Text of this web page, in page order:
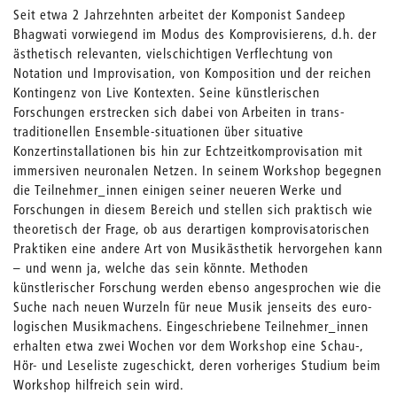
Seit etwa 2 Jahrzehnten arbeitet der Komponist Sandeep
Bhagwati vorwiegend im Modus des Komprovisierens, d.h. der
ästhetisch relevanten, vielschichtigen Verflechtung von
Notation und Improvisation, von Komposition und der reichen
Kontingenz von Live Kontexten. Seine künstlerischen
Forschungen erstrecken sich dabei von Arbeiten in trans-
traditionellen Ensemble-situationen über situative
Konzertinstallationen bis hin zur Echtzeitkomprovisation mit
immersiven neuronalen Netzen. In seinem Workshop begegnen
die Teilnehmer_innen einigen seiner neueren Werke und
Forschungen in diesem Bereich und stellen sich praktisch wie
theoretisch der Frage, ob aus derartigen komprovisatorischen
Praktiken eine andere Art von Musikästhetik hervorgehen kann
– und wenn ja, welche das sein könnte. Methoden
künstlerischer Forschung werden ebenso angesprochen wie die
Suche nach neuen Wurzeln für neue Musik jenseits des euro-
logischen Musikmachens. Eingeschriebene Teilnehmer_innen
erhalten etwa zwei Wochen vor dem Workshop eine Schau-,
Hör- und Leseliste zugeschickt, deren vorheriges Studium beim
Workshop hilfreich sein wird.